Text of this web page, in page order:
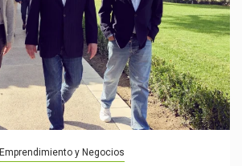
Emprendimiento y Negocios